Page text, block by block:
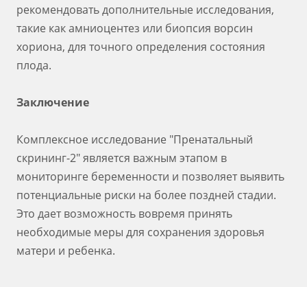
рекомендовать дополнительные исследования,
такие как амниоцентез или биопсия ворсин
хориона, для точного определения состояния
плода.
Заключение
Комплексное исследование "Пренатальный
скрининг-2" является важным этапом в
мониторинге беременности и позволяет выявить
потенциальные риски на более поздней стадии.
Это дает возможность вовремя принять
необходимые меры для сохранения здоровья
матери и ребенка.